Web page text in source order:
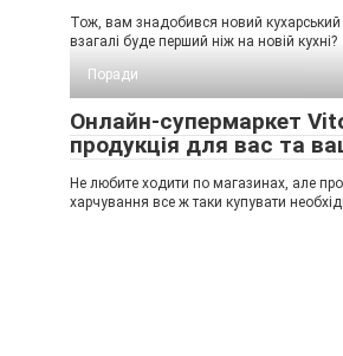
Тож, вам знадобився новий кухарський
взагалі буде перший ніж на новій кухні?
Поради
Онлайн-супермаркет
продукція для вас та
Не любите ходити по магазинах, але
харчування все ж таки купувати